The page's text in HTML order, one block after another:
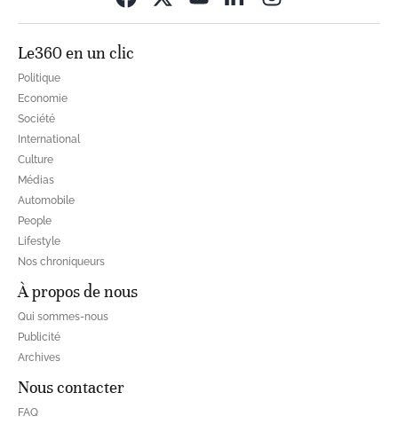
Le360 en un clic
Politique
Economie
Société
International
Culture
Médias
Automobile
People
Lifestyle
Nos chroniqueurs
À propos de nous
Qui sommes-nous
Publicité
Archives
Nous contacter
FAQ